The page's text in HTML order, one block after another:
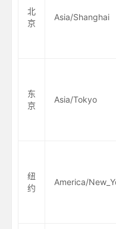
北
京
Asia/Shanghai
东
京
Asia/Tokyo
纽
约
America/